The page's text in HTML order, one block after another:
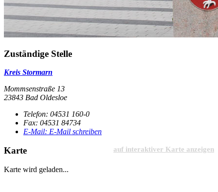
Zuständige Stelle
Kreis Stormarn
Mommsenstraße 13
23843 Bad Oldesloe
Telefon: 04531 160-0
Fax: 04531 84734
E-Mail: E-Mail schreiben
Karte auf interaktiver Karte anzeigen
Karte wird geladen...